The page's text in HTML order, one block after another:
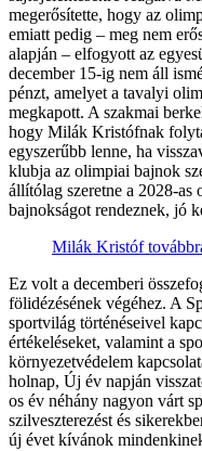
megerősítette, hogy az
emiatt pedig – meg nem
alapján – elfogyott az
december 15-ig nem áll
pénzt, amelyet a tavalyi
megkapott. A szakmai
hogy Milák Kristófnak
egyszerűbb lenne, ha
klubja az olimpiai bajnok
állítólag szeretne a 2028-
bajnokságot rendeznek, jó
Milák Kristóf
Ez volt a decemberi
fölidézésének végéhez. A
sportvilág történéseivel
értékeléseket, valamint a
környezetvédelem
holnap, Új év napján
os év néhány nagyon várt
szilveszterezést és
új évet kívánok